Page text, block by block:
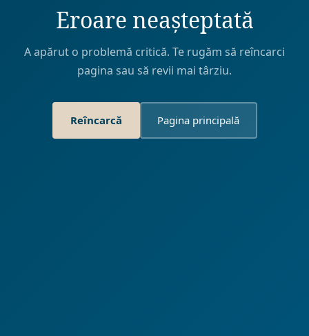
Eroare neașteptată
A apărut o problemă critică. Te rugăm să reîncarci
pagina sau să revii mai târziu.
Reîncarcă Pagina principală